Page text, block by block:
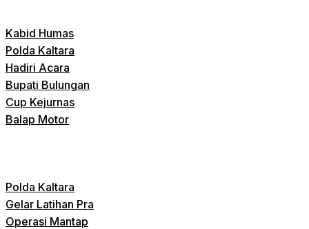
Kabid Humas
Polda Kaltara
Hadiri Acara
Bupati Bulungan
Cup Kejurnas
Balap Motor
Polda Kaltara
Gelar Latihan Pra
Operasi Mantap